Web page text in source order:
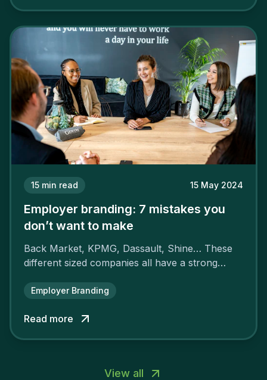
15 min read 15 May 2024
Employer branding: 7 mistakes you
don’t want to make
Back Market, KPMG, Dassault, Shine… These
different sized companies all have a strong
attractiveness and loyalty and makes their
Employer Branding
Read more
View all